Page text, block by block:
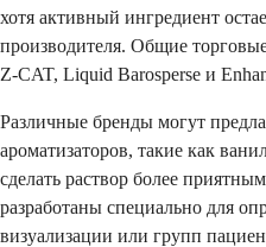
хотя активный ингредиент
производителя. Общие
Z-CAT, Liquid Barosperse и
Различные бренды могут
ароматизаторов, такие как
сделать раствор более
разработаны специально для
визуализации или групп